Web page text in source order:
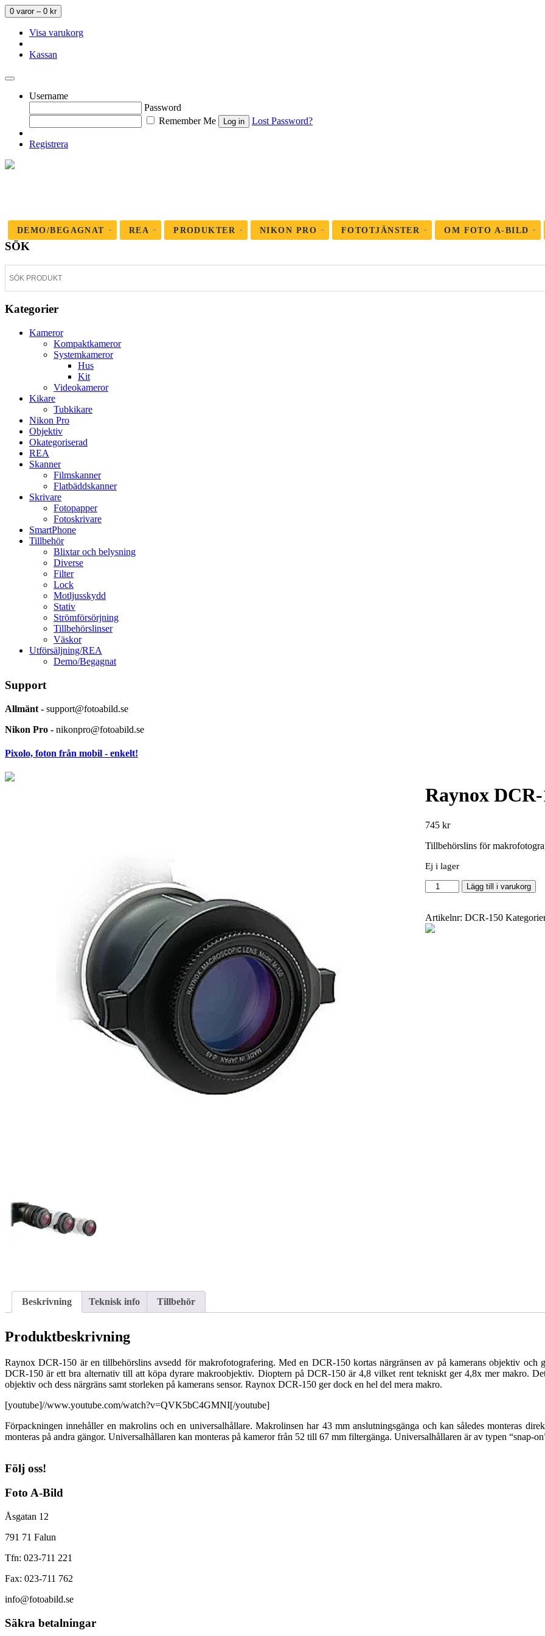
0 varor – 0 kr
Visa varukorg
Kassan
Username
Password
Remember Me
Lost Password?
Registrera
DEMO/BEGAGNAT REA PRODUKTER NIKON PRO FOTOTJÄNSTER OM FOTO A-BILD
SÖK
Kategorier
Kameror
Kompaktkameror
Systemkameror
Hus
Kit
Videokameror
Kikare
Tubkikare
Nikon Pro
Objektiv
Okategoriserad
REA
Skanner
Filmskanner
Flatbäddskanner
Skrivare
Fotopapper
Fotoskrivare
SmartPhone
Tillbehör
Blixtar och belysning
Diverse
Filter
Lock
Motljusskydd
Stativ
Strömförsörjning
Tillbehörslinser
Väskor
Utförsäljning/REA
Demo/Begagnat
Support
Allmänt - support@fotoabild.se
Nikon Pro - nikonpro@fotoabild.se
Pixolo, foton från mobil - enkelt!
Raynox DCR-
745 kr
Tillbehörslins för
Ej i lager
Raynox
DCR-
mängd
Lägg till i varukorg
Artikelnr: DCR-150
Beskrivning Teknisk info Tillbehör
Produktbeskrivning
Raynox DCR-150 är en tillbehörslins avsedd för makrofotografering. Med en DCR-150 kortas närgränsen av på kamerans objektiv
DCR-150 är ett bra alternativ till att köpa dyrare makroobjektiv. Dioptern på DCR-150 är 4,8 vilket rent tekniskt ger 4,8x mer makro.
objektiv och dess närgräns samt storleken på kamerans sensor. Raynox DCR-150 ger dock en hel del mera makro.
[youtube]//www.youtube.com/watch?v=QVK5bC4GMNI[/youtube]
Förpackningen innehåller en makrolins och en universalhållare. Makrolinsen har 43 mm anslutningsgänga och kan således monteras
monteras på andra gängor. Universalhållaren kan monteras på kameror från 52 till 67 mm filtergänga. Universalhållaren är av typen “snap-
Följ oss!
Foto A-Bild
Åsgatan 12
791 71 Falun
Tfn: 023-711 221
Fax: 023-711 762
info@fotoabild.se
Säkra betalningar